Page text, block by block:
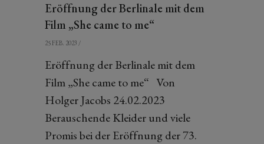
Eröffnung der Berlinale mit dem
Film „She came to me“
25 FEB. 2023 /
Eröffnung der Berlinale mit dem
Film „She came to me“ Von
Holger Jacobs 24.02.2023
Berauschende Kleider und viele
Promis bei der Eröffnung der 73.